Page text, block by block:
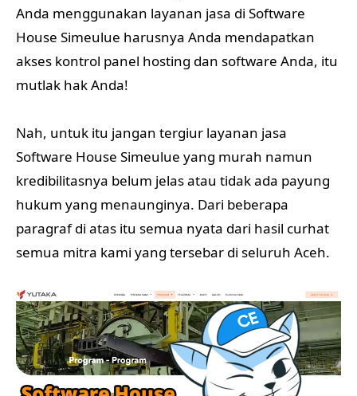
Anda menggunakan layanan jasa di Software
House Simeulue harusnya Anda mendapatkan
akses kontrol panel hosting dan software Anda, itu
mutlak hak Anda!
Nah, untuk itu jangan tergiur layanan jasa
Software House Simeulue yang murah namun
kredibilitasnya belum jelas atau tidak ada payung
hukum yang menaunginya. Dari beberapa
paragraf di atas itu semua nyata dari hasil curhat
semua mitra kami yang tersebar di seluruh Aceh.